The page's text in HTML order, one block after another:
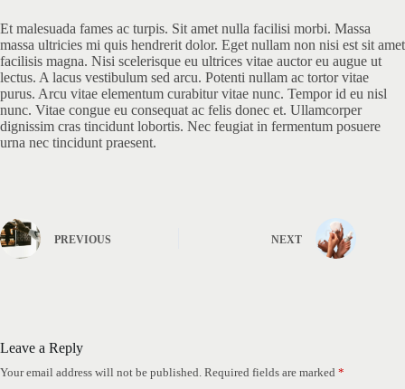
Et malesuada fames ac turpis. Sit amet nulla facilisi morbi. Massa
massa ultricies mi quis hendrerit dolor. Eget nullam non nisi est sit amet
facilisis magna. Nisi scelerisque eu ultrices vitae auctor eu augue ut
lectus. A lacus vestibulum sed arcu. Potenti nullam ac tortor vitae
purus. Arcu vitae elementum curabitur vitae nunc. Tempor id eu nisl
nunc. Vitae congue eu consequat ac felis donec et. Ullamcorper
dignissim cras tincidunt lobortis. Nec feugiat in fermentum posuere
urna nec tincidunt praesent.
PREVIOUS NEXT
Leave a Reply
Your email address will not be published. Required fields are marked *